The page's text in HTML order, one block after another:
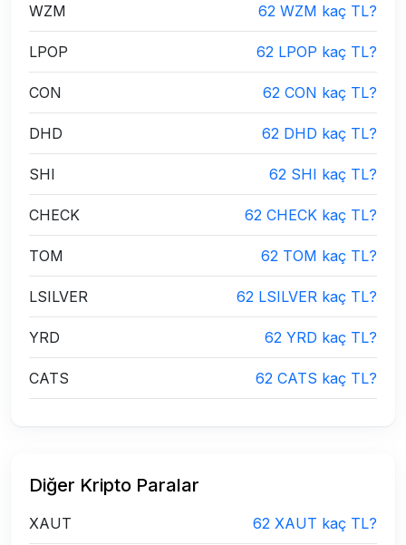
WZM 62 WZM kaç TL?
LPOP 62 LPOP kaç TL?
CON 62 CON kaç TL?
DHD 62 DHD kaç TL?
SHI 62 SHI kaç TL?
CHECK 62 CHECK kaç TL?
TOM 62 TOM kaç TL?
LSILVER 62 LSILVER kaç TL?
YRD 62 YRD kaç TL?
CATS 62 CATS kaç TL?
Diğer Kripto Paralar
XAUT 62 XAUT kaç TL?